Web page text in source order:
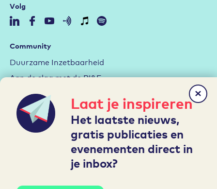
Laat je inspireren
Het laatste nieuws,
gratis publicaties en
evenementen direct in
je inbox?
Volg
Community
Duurzame Inzetbaarheid
Aan de slag met de RI&E
Arbeidsmarktstrategie
Hybride werken
Leren en Ontwikkelen